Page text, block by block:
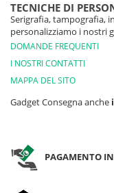
TECNICHE DI
Serigrafia, tampografia,
personalizziamo i nostri
DOMANDE FREQUENTI
I NOSTRI CONTATTI
MAPPA DEL SITO
Gadget Consegna anche
PAGAMENTO